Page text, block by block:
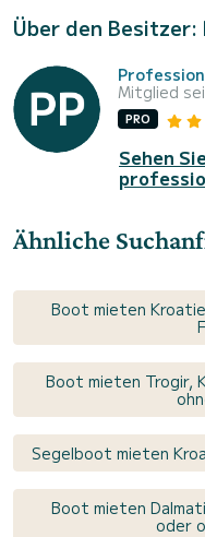
Über den
Mitglied
PRO
Sehen
Ähnliche
Boot mieten
Boot mieten Trogir,
Segelboot mieten
Boot mieten
oder